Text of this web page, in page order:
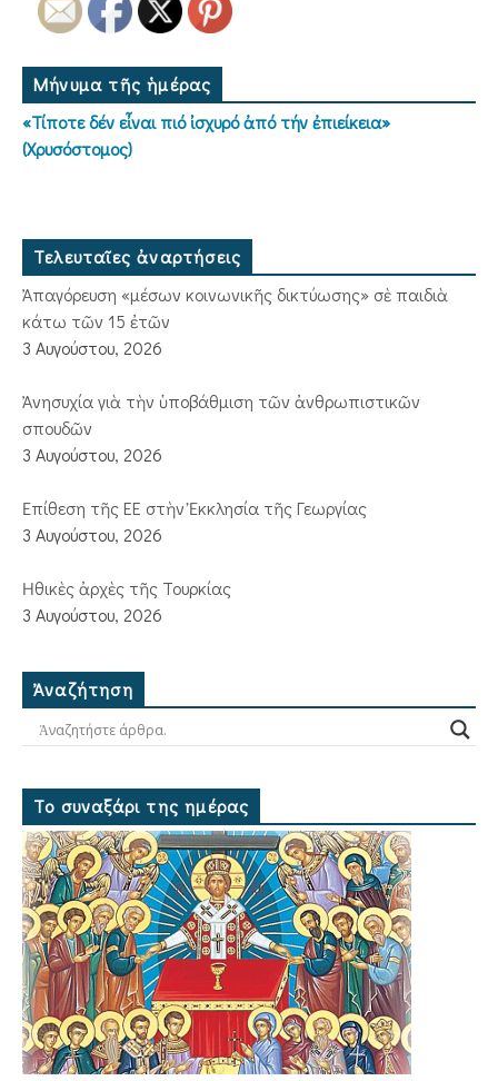
Μήνυμα τῆς ἡμέρας
«Τίποτε δέν εἶναι πιό ἰσχυρό ἀπό τήν ἐπιείκεια»
(Χρυσόστομος)
Τελευταῖες ἀναρτήσεις
Ἀπαγόρευση «μέσων κοινωνικῆς δικτύωσης» σὲ παιδιὰ
κάτω τῶν 15 ἐτῶν
3 Αυγούστου, 2026
Ἀνησυχία γιὰ τὴν ὑποβάθμιση τῶν ἀνθρωπιστικῶν
σπουδῶν
3 Αυγούστου, 2026
Ἐπίθεση τῆς ΕΕ στὴν Ἐκκλησία τῆς Γεωργίας
3 Αυγούστου, 2026
Ἠθικὲς ἀρχὲς τῆς Τουρκίας
3 Αυγούστου, 2026
Ἀναζήτηση
Το συναξάρι της ημέρας